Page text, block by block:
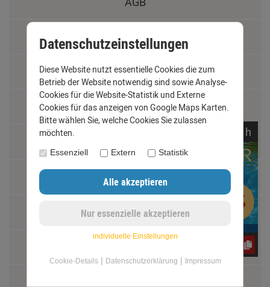
Impressum
Kontakt
Widerrufsrecht
Vertrag widerrufen
Materialkunde
h
Datenschutzeinstellungen
Diese Website nutzt essentielle Cookies die zum
Betrieb der Website notwendig sind sowie Analyse-
Cookies für die Website-Statistik und Externe
Cookies für das anzeigen von Google Maps Karten.
Bitte wählen Sie, welche Cookies Sie zulassen
möchten.
Essenziell Extern Statistik
individuelle Einstellungen
Cookie-Details| Datenschutzerklärung | Impressum